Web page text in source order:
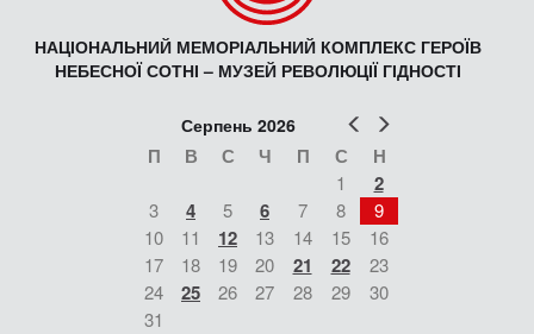
НАЦІОНАЛЬНИЙ МЕМОРІАЛЬНИЙ КОМПЛЕКС ГЕРОЇВ
НЕБЕСНОЇ СОТНІ – МУЗЕЙ РЕВОЛЮЦІЇ ГІДНОСТІ
Попер
Серпень 2026
П В С Ч П С Н
1 2
3 4 5 6 7 8
9
10
11 12 13 14 15
16
17
18 19 20 21 22
23
24
25 26 27 28 29
30
31